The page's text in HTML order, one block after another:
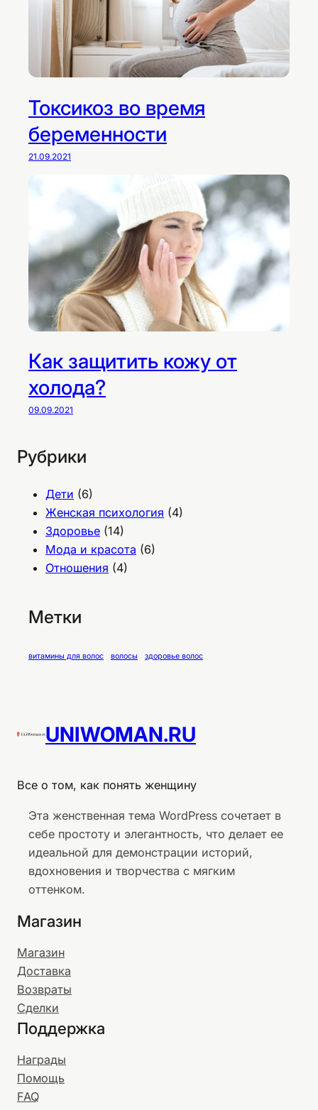
Токсикоз во время
беременности
21.09.2021
Как защитить кожу от
холода?
09.09.2021
Рубрики
Дети (6)
Женская психология (4)
Здоровье (14)
Мода и красота (6)
Отношения (4)
Метки
витамины для волос волосы здоровье волос
UNIWOMAN.RU
Все о том, как понять женщину
Эта женственная тема WordPress сочетает в
себе простоту и элегантность, что делает ее
идеальной для демонстрации историй,
вдохновения и творчества с мягким
оттенком.
Магазин
Магазин
Доставка
Возвраты
Сделки
Поддержка
Награды
Помощь
FAQ